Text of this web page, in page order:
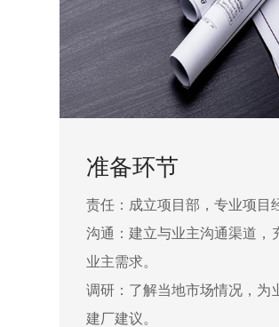
准备环节
责任：成立项目部，专业项目
沟通：建立与业主沟通渠道，
业主需求。
调研：了解当地市场情况，为
建厂建议。